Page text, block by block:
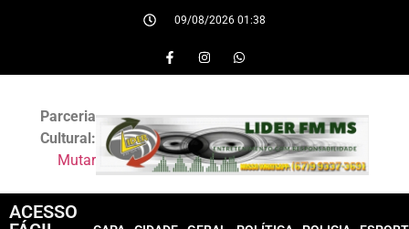
09/08/2026 01:38
Parceria
Cultural:
Mutar
ACESSO